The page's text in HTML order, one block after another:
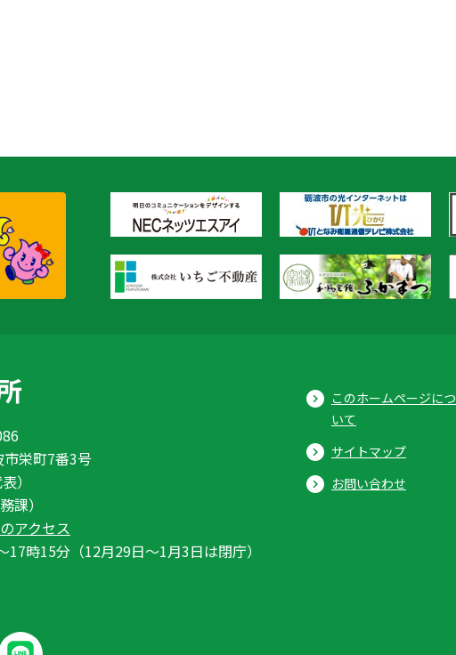
栄町7番3号
）
課）
アクセス
時15分（12月29日〜1月3日は閉庁）
このホームページにつ
いて
サイトマップ
お問い合わせ